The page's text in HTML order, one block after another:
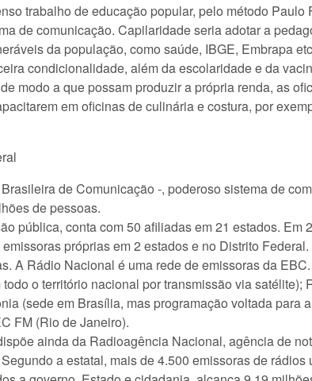
trabalho de educação popular, pelo método Paulo
de comunicação. Capilaridade seria adotar a
da população, como saúde, IBGE, Embrapa
condicionalidade, além da escolaridade e da
modo a que possam produzir a própria renda, as
em oficinas de culinária e costura, por
de Comunicação -, poderoso sistema de
de pessoas.
conta com 50 afiliadas em 21 estados. Em
próprias em 2 estados e no Distrito
A Rádio Nacional é uma rede de emissoras da
o território nacional por transmissão via
(sede em Brasília, mas programação voltada para
FM (Rio de Janeiro).
ainda da Radioagência Nacional, agência de
a estatal, mais de 4.500 emissoras de